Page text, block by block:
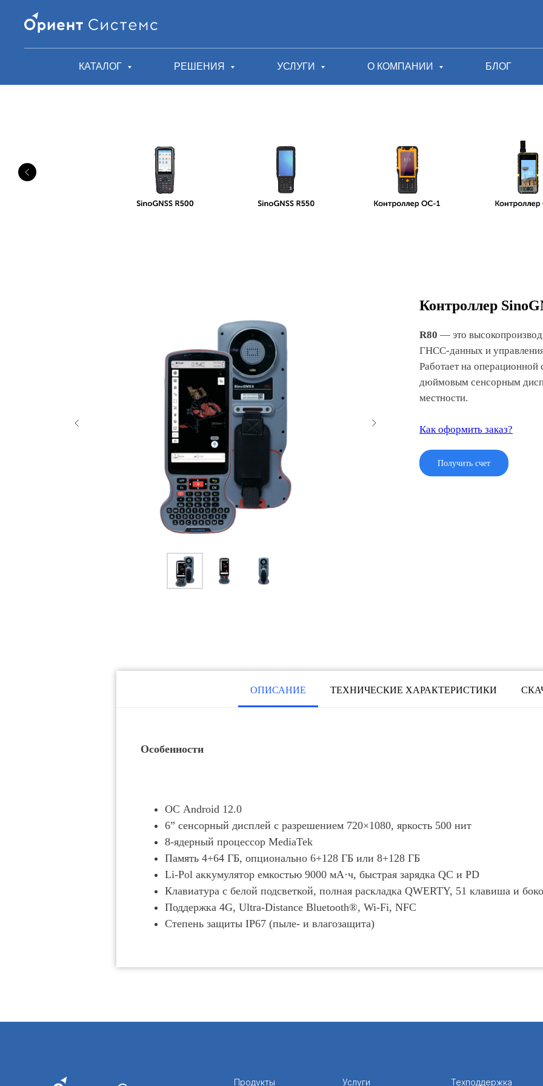
КАТАЛОГ РЕШЕНИЯ УСЛУГИ О КОМПАНИИ БЛОГ
Контроллер
R80 — это
ГНСС-данных и
Работает на
дюймовым сенсорным
местности.
Как оформить заказ?
Получить счет
ОПИСАНИЕ ТЕХНИЧЕСКИЕ ХАРАКТЕРИСТИКИ
Особенности
ОС Android 12.0
6” сенсорный дисплей с разрешением 720×1080, яркость 500 нит
8-ядерный процессор MediaTek
Память 4+64 ГБ, опционально 6+128 ГБ или 8+128 ГБ
Li-Pol аккумулятор емкостью 9000 мА·ч, быстрая зарядка QC и PD
Клавиатура с белой подсветкой, полная раскладка QWERTY, 51 клавиша и
Поддержка 4G, Ultra-Distance Bluetooth®, Wi-Fi, NFC
Степень защиты IP67 (пыле- и влагозащита)
Продукты Услуги Техподдержка